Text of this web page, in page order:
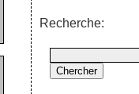
Recherche: